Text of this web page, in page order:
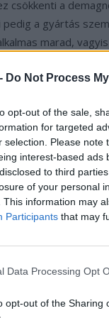
Do Not Process
opt-out of the sale,
for targeted
selection. Please
interest-based ads
to third
of your personal
This information may
Participants that may
Data Processing Opt
opt-out of the Sharing
a
a gyártás
marad,
viszonyítási
között mozog, és
motorjai)is
két-
képest pedig
bejelentés, és a
mérjük —
hogy ha az érték a